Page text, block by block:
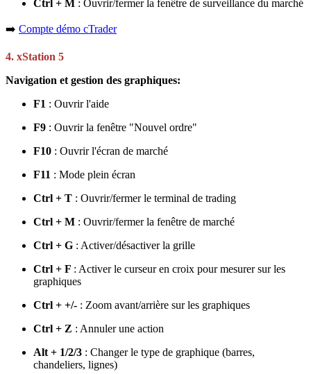
Ctrl + M : Ouvrir/fermer la fenêtre de surveillance du marché
➡️ Compte démo cTrader
4. xStation 5
Navigation et gestion des graphiques:
F1 : Ouvrir l'aide
F9 : Ouvrir la fenêtre "Nouvel ordre"
F10 : Ouvrir l'écran de marché
F11 : Mode plein écran
Ctrl + T : Ouvrir/fermer le terminal de trading
Ctrl + M : Ouvrir/fermer la fenêtre de marché
Ctrl + G : Activer/désactiver la grille
Ctrl + F : Activer le curseur en croix pour mesurer sur les
graphiques
Ctrl + +/- : Zoom avant/arrière sur les graphiques
Ctrl + Z : Annuler une action
Alt + 1/2/3 : Changer le type de graphique (barres,
chandeliers, lignes)